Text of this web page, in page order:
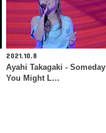
2021.10.8
Ayahi Takagaki - Someday
You Might L…